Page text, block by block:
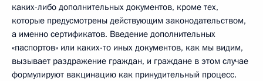
каких-либо дополнительных документов, кроме тех,
которые предусмотрены действующим законодательством,
а именно сертификатов. Введение дополнительных
«паспортов» или каких-то иных документов, как мы видим,
вызывает раздражение граждан, и граждане в этом случае
формулируют вакцинацию как принудительный процесс.